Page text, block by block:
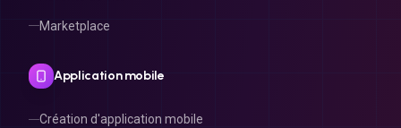
Marketplace
Application mobile
Création d'application mobile